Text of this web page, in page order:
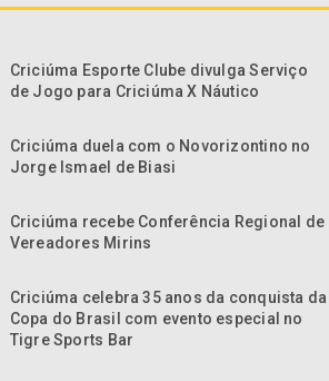
Criciúma Esporte Clube divulga Serviço
de Jogo para Criciúma X Náutico
Criciúma duela com o Novorizontino no
Jorge Ismael de Biasi
Criciúma recebe Conferência Regional de
Vereadores Mirins
Criciúma celebra 35 anos da conquista da
Copa do Brasil com evento especial no
Tigre Sports Bar